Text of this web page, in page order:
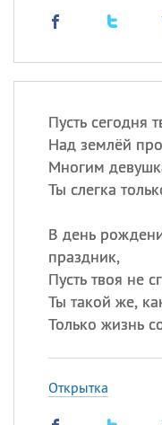
Пусть сегодня
Над землёй
Многим
Ты слегка
В день
праздник,
Пусть твоя не
Ты такой же,
Только жизнь
Открытка